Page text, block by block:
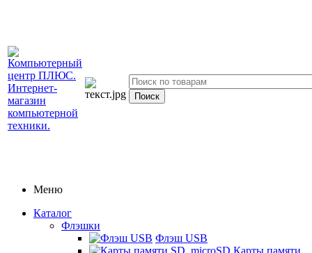
Меню
Каталог
Флэшки
Флэш USB
Карты памяти